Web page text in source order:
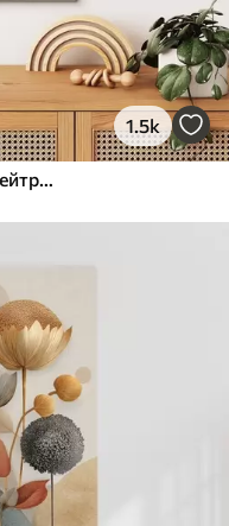
1.5k
Рельєфні кола та гілка в теплих нейтральних тонах